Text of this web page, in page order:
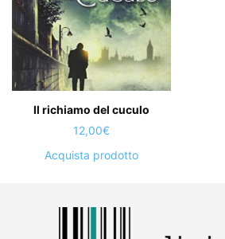
Il richiamo del cuculo
12,00€
Acquista prodotto